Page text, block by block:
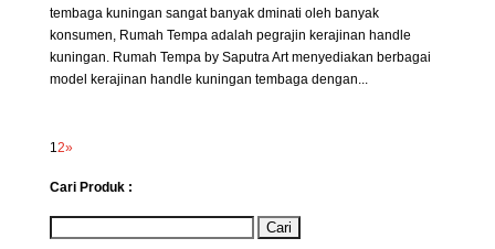
tembaga kuningan sangat banyak dminati oleh banyak
konsumen, Rumah Tempa adalah pegrajin kerajinan handle
kuningan. Rumah Tempa by Saputra Art menyediakan berbagai
model kerajinan handle kuningan tembaga dengan...
12»
Cari Produk :